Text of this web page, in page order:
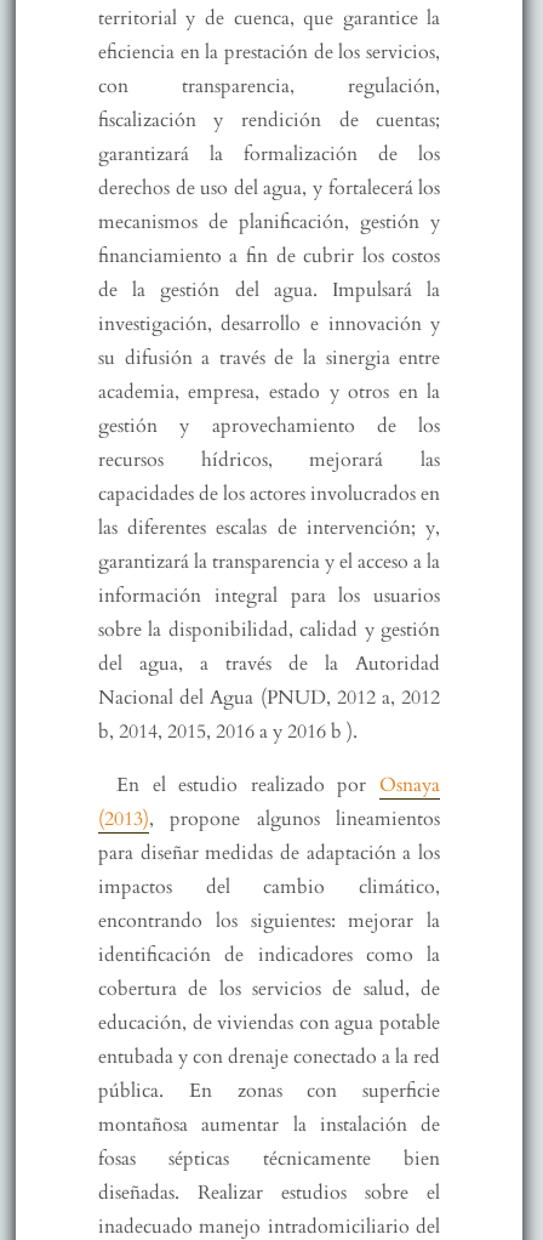
territorial y de cuenca, que garantice la
eficiencia en la prestación de los servicios,
con transparencia, regulación,
fiscalización y rendición de cuentas;
garantizará la formalización de los
derechos de uso del agua, y fortalecerá los
mecanismos de planificación, gestión y
financiamiento a fin de cubrir los costos
de la gestión del agua. Impulsará la
investigación, desarrollo e innovación y
su difusión a través de la sinergia entre
academia, empresa, estado y otros en la
gestión y aprovechamiento de los
recursos hídricos, mejorará las
capacidades de los actores involucrados en
las diferentes escalas de intervención; y,
garantizará la transparencia y el acceso a la
información integral para los usuarios
sobre la disponibilidad, calidad y gestión
del agua, a través de la Autoridad
Nacional del Agua (PNUD, 2012 a, 2012
b, 2014, 2015, 2016 a y 2016 b ).
En el estudio realizado porOsnaya
(2013), propone algunos lineamientos
para diseñar medidas de adaptación a los
impactos del cambio climático,
encontrando los siguientes: mejorar la
identificación de indicadores como la
cobertura de los servicios de salud, de
educación, de viviendas con agua potable
entubada y con drenaje conectado a la red
pública. En zonas con superficie
montañosa aumentar la instalación de
fosas sépticas técnicamente bien
diseñadas. Realizar estudios sobre el
inadecuado manejo intradomiciliario del